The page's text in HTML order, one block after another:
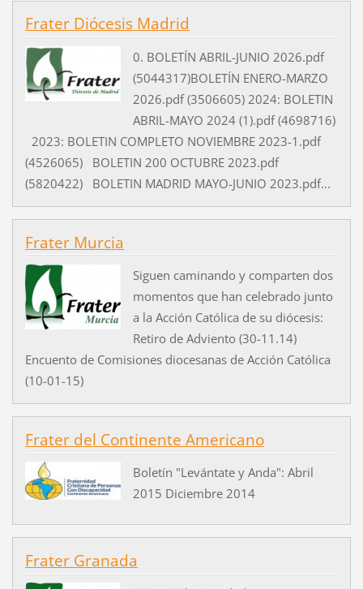
Frater Diócesis Madrid
0. BOLETÍN ABRIL-JUNIO 2026.pdf
(5044317)BOLETÍN ENERO-MARZO
2026.pdf (3506605) 2024: BOLETIN
ABRIL-MAYO 2024 (1).pdf (4698716)
2023: BOLETIN COMPLETO NOVIEMBRE 2023-1.pdf
(4526065) BOLETIN 200 OCTUBRE 2023.pdf
(5820422) BOLETIN MADRID MAYO-JUNIO 2023.pdf...
Frater Murcia
Siguen caminando y comparten dos
momentos que han celebrado junto
a la Acción Católica de su diócesis:
Retiro de Adviento (30-11.14)
Encuento de Comisiones diocesanas de Acción Católica
(10-01-15)
Frater del Continente Americano
Boletín "Levántate y Anda": Abril
2015 Diciembre 2014
Frater Granada